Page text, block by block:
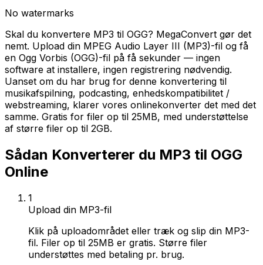
No watermarks
Skal du konvertere MP3 til OGG? MegaConvert gør det
nemt. Upload din MPEG Audio Layer III (MP3)-fil og få
en Ogg Vorbis (OGG)-fil på få sekunder — ingen
software at installere, ingen registrering nødvendig.
Uanset om du har brug for denne konvertering til
musikafspilning, podcasting, enhedskompatibilitet /
webstreaming, klarer vores onlinekonverter det med det
samme. Gratis for filer op til 25MB, med understøttelse
af større filer op til 2GB.
Sådan Konverterer du MP3 til OGG
Online
1
Upload din MP3-fil
Klik på uploadområdet eller træk og slip din MP3-
fil. Filer op til 25MB er gratis. Større filer
understøttes med betaling pr. brug.